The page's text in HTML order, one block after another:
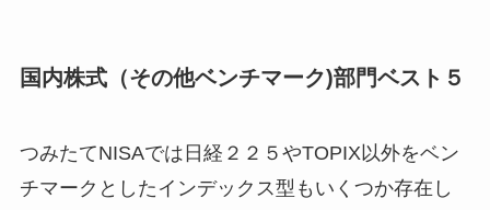
国内株式（その他ベンチマーク)部門ベスト５
つみたてNISAでは日経２２５やTOPIX以外をベン
チマークとしたインデックス型もいくつか存在し